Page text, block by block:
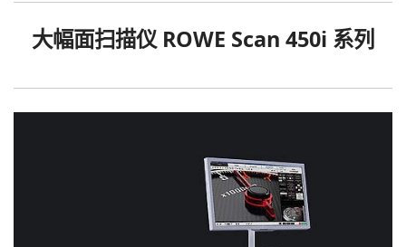
大幅面扫描仪 ROWE Scan 450i 系列